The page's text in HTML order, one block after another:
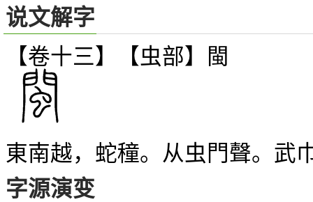
说文解字
【卷十三】【虫部】 閩
東南越，蛇穜。从虫門聲。武
字源演变